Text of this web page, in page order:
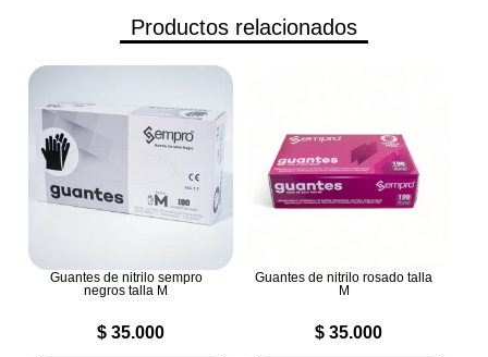
Productos relacionados
Guantes de nitrilo sempro
negros talla M
$35.000
Guantes de nitrilo rosado talla
M
$35.000